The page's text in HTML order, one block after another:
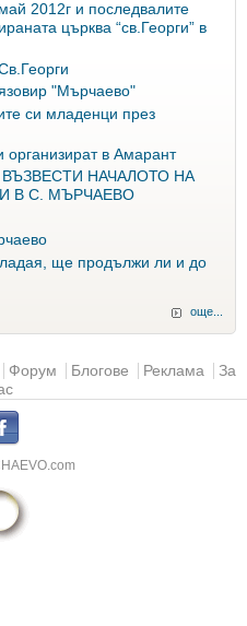
2012г и последвалите
църква “св.Георги” в
"Мърчаево"
си младенци през
организират в Амарант
НАЧАЛОТО НА
В С. МЪРЧАЕВО
ще продължи ли и до
още...
Форум Блогове Реклама
За
.